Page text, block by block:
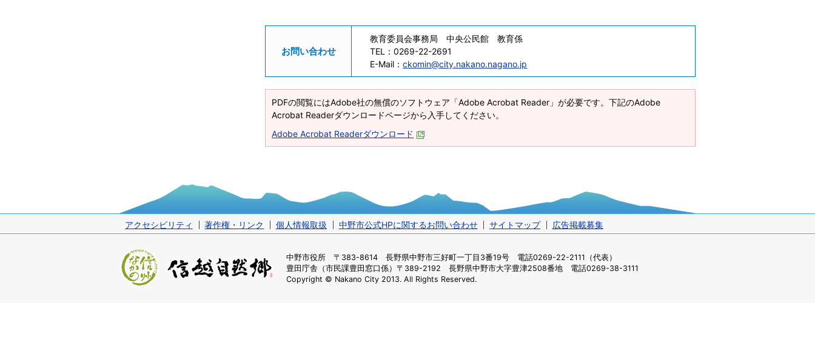
お問い合わせ
教育委員会事務局 中央公民館 教育係
TEL：0269-22-2691
E-Mail：ckomin@city.nakano.nagano.jp
PDFの閲覧にはAdobe社の無償のソフトウェア「Adobe Acrobat Reader」が必要です。下記のAdobe
Acrobat Readerダウンロードページから入手してください。
Adobe Acrobat Readerダウンロード
アクセシビリティ 著作権・リンク 個人情報取扱 中野市公式HPに関するお問い合わせ サイトマップ 広告掲載募集
中野市役所 〒383-8614 長野県中野市三好町一丁目3番19号 電話0269-22-2111（代表）
豊田庁舎（市民課豊田窓口係） 〒389-2192 長野県中野市大字豊津2508番地 電話0269-38-3111
Copyright © Nakano City 2013. All Rights Reserved.